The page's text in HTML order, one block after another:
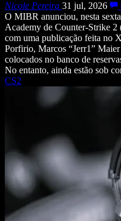
Nicole Pereira 31 jul, 2026
O MIBR anunciou, nesta
Academy de Counter-Strike 2
com uma publicação feita no
Porfirio, Marcos “Jerr1”
colocados no banco de
No entanto, ainda estão sob
CS2